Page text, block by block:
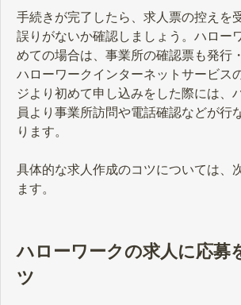
手続きが完了したら、求人票の控えを
誤りがないか確認しましょう。ハロー
めての場合は、事業所の確認票も発行
ハローワークインターネットサービス
ジより初めて申し込みをした際には、
員より事業所訪問や電話確認などが行
ります。
具体的な求人作成のコツについては、
ます。
ハローワークの求人に応募
ツ